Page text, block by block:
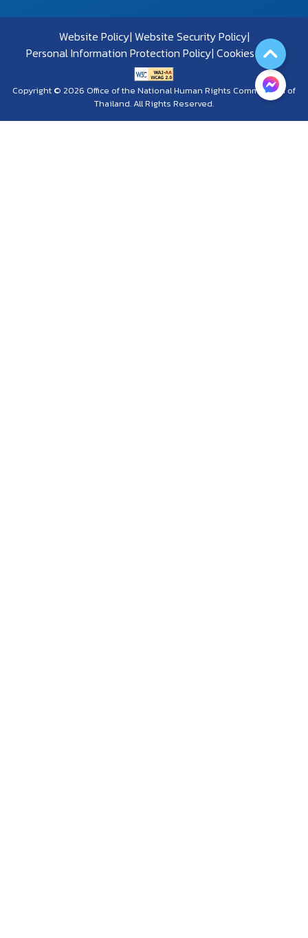
Website Policy Website Security Policy
Personal Information Protection Policy Cookies Policy
Copyright © 2026 Office of the National Human Rights Commission of
Thailand. All Rights Reserved.